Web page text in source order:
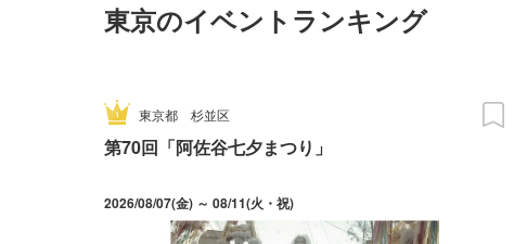
東京のイベントランキング
東京都 杉並区
第70回「阿佐谷七夕まつり」
2026/08/07(金) ～ 08/11(火・祝)